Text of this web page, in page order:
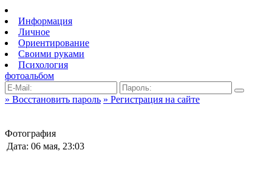
Информация
Личное
Ориентирование
Своими руками
Психология
фотоальбом
» Восстановить пароль » Регистрация на сайте
Фотография
Дата: 06 мая, 23:03